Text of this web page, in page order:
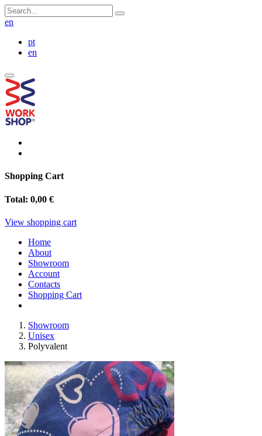
en
pt
en
Shopping Cart
Total: 0,00 €
View shopping cart
Home
About
Showroom
Account
Contacts
Shopping Cart
Showroom
Unisex
Polyvalent